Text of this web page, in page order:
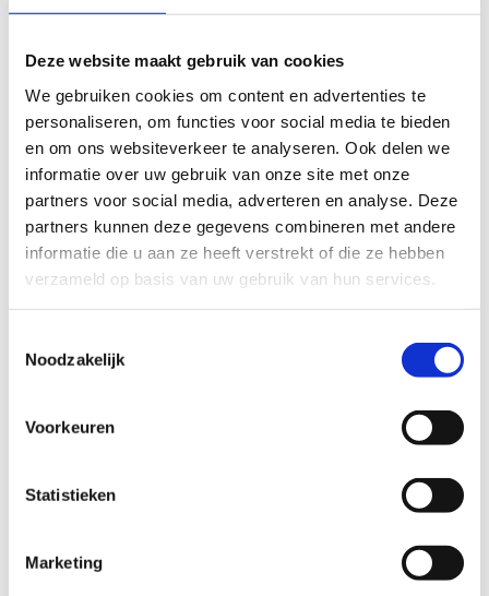
Deze website maakt gebruik van cookies
We gebruiken cookies om content en advertenties te
personaliseren, om functies voor social media te bieden
en om ons websiteverkeer te analyseren. Ook delen we
informatie over uw gebruik van onze site met onze
partners voor social media, adverteren en analyse. Deze
partners kunnen deze gegevens combineren met andere
informatie die u aan ze heeft verstrekt of die ze hebben
verzameld op basis van uw gebruik van hun services.
Noodzakelijk
Voorkeuren
Statistieken
Marketing
Geef aan tot welk domein jouw vraag behoort
KIES EEN DOMEIN
Jouw vraag